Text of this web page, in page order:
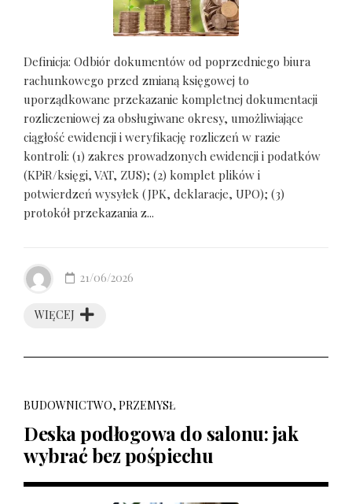
Definicja: Odbiór dokumentów od poprzedniego biura
rachunkowego przed zmianą księgowej to
uporządkowane przekazanie kompletnej dokumentacji
rozliczeniowej za obsługiwane okresy, umożliwiające
ciągłość ewidencji i weryfikację rozliczeń w razie
kontroli: (1) zakres prowadzonych ewidencji i podatków
(KPiR/księgi, VAT, ZUS); (2) komplet plików i
potwierdzeń wysyłek (JPK, deklaracje, UPO); (3)
protokół przekazania z...
WIĘCEJ
21/06/2026
BUDOWNICTWO, PRZEMYSŁ
Deska podłogowa do salonu: jak
wybrać bez pośpiechu